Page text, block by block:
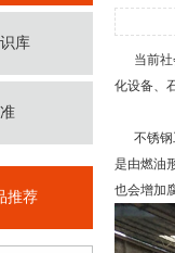
库
推荐
当前社
化设备、
不锈
是由燃油
也会增加